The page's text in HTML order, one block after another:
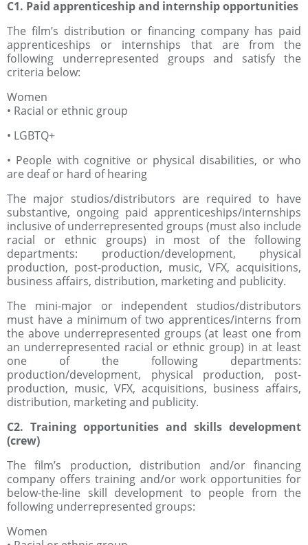
C1. Paid apprenticeship and internship opportunities
The film’s distribution or financing company has paid
apprenticeships or internships that are from the
following underrepresented groups and satisfy the
criteria below:
Women
• Racial or ethnic group
• LGBTQ+
• People with cognitive or physical disabilities, or who
are deaf or hard of hearing
The major studios/distributors are required to have
substantive, ongoing paid apprenticeships/internships
inclusive of underrepresented groups (must also include
racial or ethnic groups) in most of the following
departments: production/development, physical
production, post-production, music, VFX, acquisitions,
business affairs, distribution, marketing and publicity.
The mini-major or independent studios/distributors
must have a minimum of two apprentices/interns from
the above underrepresented groups (at least one from
an underrepresented racial or ethnic group) in at least
one of the following departments:
production/development, physical production, post-
production, music, VFX, acquisitions, business affairs,
distribution, marketing and publicity.
C2. Training opportunities and skills development
(crew)
The film’s production, distribution and/or financing
company offers training and/or work opportunities for
below-the-line skill development to people from the
following underrepresented groups:
Women